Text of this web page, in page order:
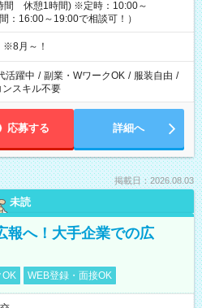
間 休憩1時間) ※定時：10:00～
：16:00～19:00で相談可！）
※8月～！
活躍中 / 副業・WワークOK / 服装自由 /
ンスキル不要
応募する 詳細へ
掲載日：2026.08.03
未読
報へ！大手企業での広
OK WEB登録・面接OK